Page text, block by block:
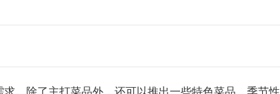
求。除了主打菜品外，还可以推出一些特色菜品、季节性